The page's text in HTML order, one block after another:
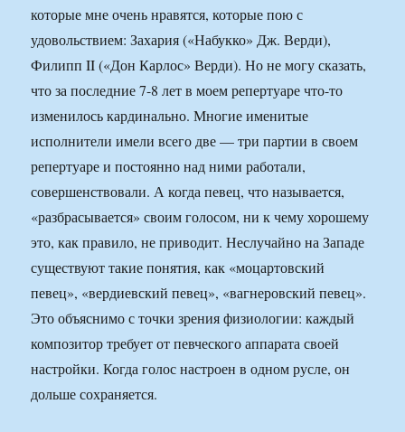
которые мне очень нравятся, которые пою с
удовольствием: Захария («Набукко» Дж. Верди),
Филипп II («Дон Карлос» Верди). Но не могу сказать,
что за последние 7-8 лет в моем репертуаре что-то
изменилось кардинально. Многие именитые
исполнители имели всего две — три партии в своем
репертуаре и постоянно над ними работали,
совершенствовали. А когда певец, что называется,
«разбрасывается» своим голосом, ни к чему хорошему
это, как правило, не приводит. Неслучайно на Западе
существуют такие понятия, как «моцартовский
певец», «вердиевский певец», «вагнеровский певец».
Это объяснимо с точки зрения физиологии: каждый
композитор требует от певческого аппарата своей
настройки. Когда голос настроен в одном русле, он
дольше сохраняется.